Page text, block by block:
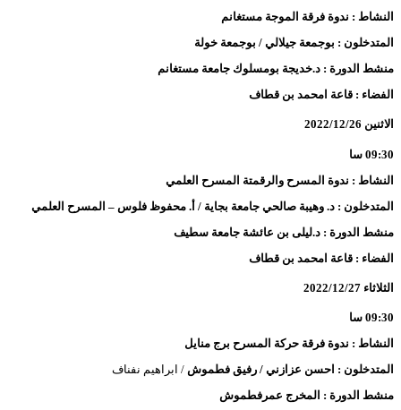
النشاط : ندوة فرقة الموجة مستغانم
المتدخلون : بوجمعة جيلالي / بوجمعة خولة
منشط الدورة : د.خديجة بومسلوك جامعة مستغانم
الفضاء : قاعة امحمد بن قطاف
الاثنين 2022/12/26
09:30 سا
النشاط : ندوة المسرح والرقمتة المسرح العلمي
المتدخلون : د. وهيبة صالحي جامعة بجاية / أ. محفوظ فلوس – المسرح العلمي
منشط الدورة : د.ليلى بن عائشة جامعة سطيف
الفضاء : قاعة امحمد بن قطاف
الثلاثاء 2022/12/27
09:30 سا
النشاط : ندوة فرقة حركة المسرح برج منايل
المتدخلون : احسن عزازني / رفيق فطموش / ابراهيم نفناف
منشط الدورة : المخرج عمرفطموش